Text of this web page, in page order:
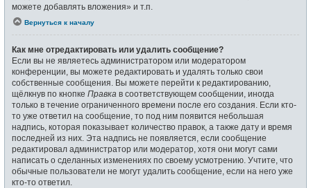
можете добавлять вложения» и т.п.
Вернуться к началу
Как мне отредактировать или удалить сообщение?
Если вы не являетесь администратором или модератором
конференции, вы можете редактировать и удалять только свои
собственные сообщения. Вы можете перейти к редактированию,
щёлкнув по кнопке Правка в соответствующем сообщении, иногда
только в течение ограниченного времени после его создания. Если кто-
то уже ответил на сообщение, то под ним появится небольшая
надпись, которая показывает количество правок, а также дату и время
последней из них. Эта надпись не появляется, если сообщение
редактировал администратор или модератор, хотя они могут сами
написать о сделанных изменениях по своему усмотрению. Учтите, что
обычные пользователи не могут удалить сообщение, если на него уже
кто-то ответил.